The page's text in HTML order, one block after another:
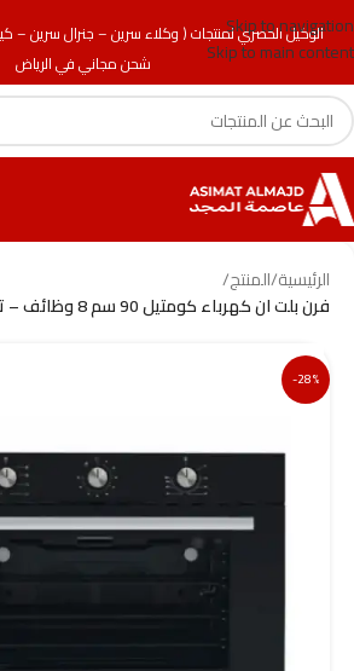
الوكيل الحصري لمنتجات ( وكلاء سرين – جنرال سرين –
شحن مجاني في الرياض
Skip to navigation
Skip to main content
الرئيسية/المنتج/
فرن بلت ان كهرباء كومتيل 90 سم 8 وظائف – تركي
-28%